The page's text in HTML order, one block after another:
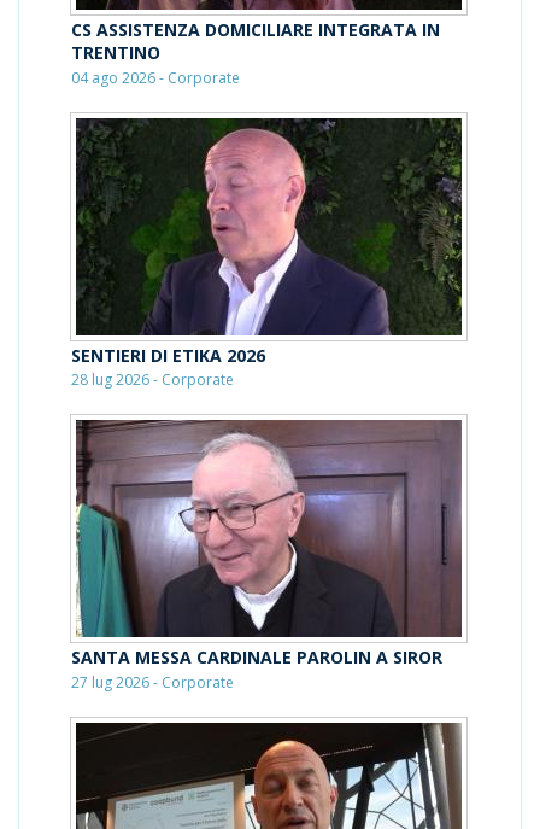
CS ASSISTENZA DOMICILIARE INTEGRATA IN
TRENTINO
04 ago 2026 - Corporate
SENTIERI DI ETIKA 2026
28 lug 2026 - Corporate
SANTA MESSA CARDINALE PAROLIN A SIROR
27 lug 2026 - Corporate